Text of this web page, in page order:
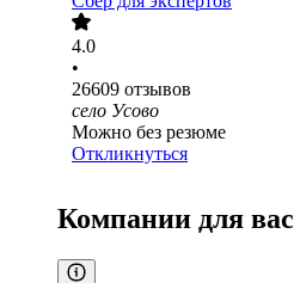
4.0
•
26609 отзывов
село Усово
Можно без резюме
Откликнуться
Компании для вас